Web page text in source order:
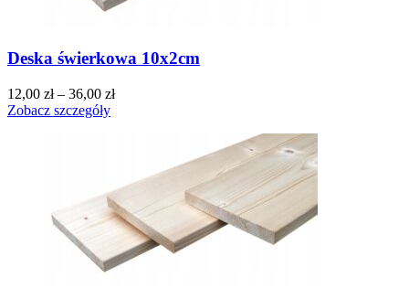
Deska świerkowa 10x2cm
12,00 zł– 36,00 zł
Zobacz szczegóły